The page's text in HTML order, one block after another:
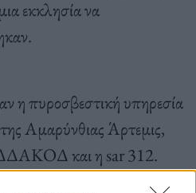
εκκλησία να
η πυροσβεστική υπηρεσία
Αμαρύνθιας Άρτεμις,
και η sar 312.